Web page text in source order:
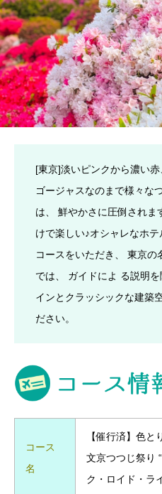
[東京]淡いピンクから濃い
ゴージャスなのまで様々な
は、 鮮やかさに圧倒されま
けで楽しい♪オシャレなホ
コースをいただき、 東京
では、 ガイドによ る説明
インとクラッシックな建築
ださい。
コース
名
【催行済】色
文京つつじ祭り
ク・ロイド・ラ